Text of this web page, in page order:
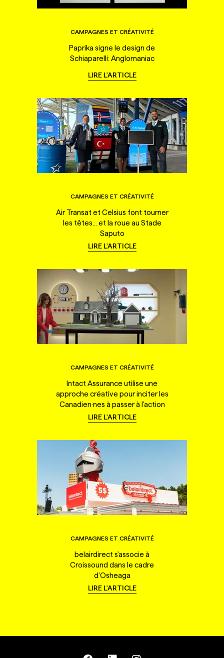
CAMPAGNES ET CRÉATIVITÉ
Paprika signe le design de
Schiaparelli: Anglomaniac
LIRE L'ARTICLE
CAMPAGNES ET CRÉATIVITÉ
Air Transat et Celsius font tourner
les têtes... et la roue au Stade
Saputo
LIRE L'ARTICLE
CAMPAGNES ET CRÉATIVITÉ
Intact Assurance utilise une
approche créative pour inciter les
Canadien·nes à passer à l'action
LIRE L'ARTICLE
CAMPAGNES ET CRÉATIVITÉ
belairdirect s'associe à
Croissound dans le cadre
d'Osheaga
LIRE L'ARTICLE